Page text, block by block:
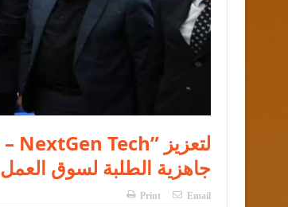
جاهزية الطلبة لسوق العمل
Print Email